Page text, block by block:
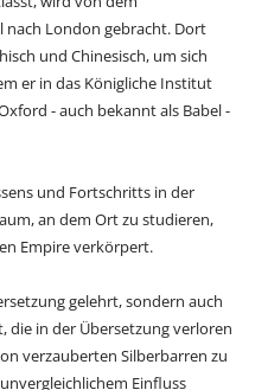
nach London gebracht. Dort
und Chinesisch, um sich
er in das Königliche Institut
- auch bekannt als Babel -
und Fortschritts in der
an dem Ort zu studieren,
Empire verkörpert.
gelehrt, sondern auch
die in der Übersetzung verloren
verzauberten Silberbarren zu
Einfluss